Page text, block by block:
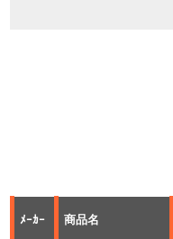
ﾒｰｶｰ 商品名